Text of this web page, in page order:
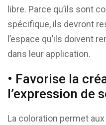
libre. Parce qu’ils sont
spécifique, ils devront
l’espace qu’ils doivent
dans leur application.
• Favorise la
l’expression de
La coloration permet